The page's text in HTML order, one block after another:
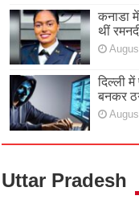
कनाडा
थीं
दिल्ली में
बनकर
Uttar Pradesh